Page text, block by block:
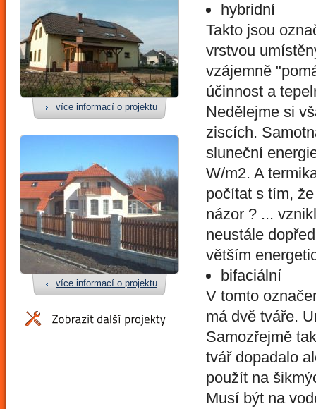
více informací o projektu
více informací o projektu
hybridní
Takto jsou
vrstvou
vzájemně
účinnost a
Nedělejme si
ziscích.
sluneční
W/m2. A
počítat s tím,
názor ? ...
neustále
větším
bifaciální
V tomto
má dvě tváře.
Samozřejmě
tvář dopadalo
použít na
Musí být na